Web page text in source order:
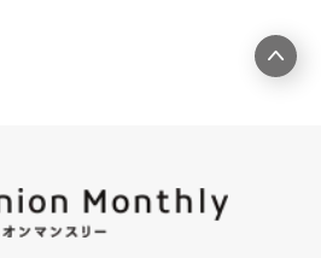
契約・サブリース契約等の締
の管理（8）サービスの保
の改善のためおよびサービ